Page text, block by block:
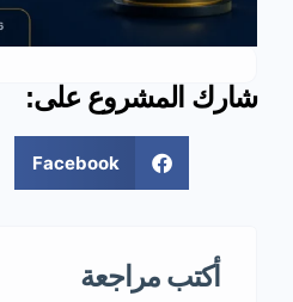
شارك المشروع على:
Facebook
أكتب مراجعة